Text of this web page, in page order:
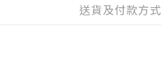
送貨及付款方式